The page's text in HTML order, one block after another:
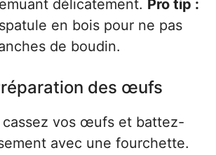
délicatement. Pro tip :
en bois pour ne pas
de boudin.
des œufs
cassez vos œufs et battez-
avec une fourchette.